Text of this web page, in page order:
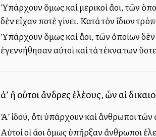
Ὑπάρχουν ὅμως καὶ μερικοὶ ἄλλοι, τῶν
δὲν εἶχαν ποτὲ γίνει. Κατὰ τὸν ἴδιον
Ὑπάρχουν ὅμως καὶ ἄλλοι, τῶν ὁποίων
ἐγεννήθησαν αὐτοὶ καὶ τὰ τέκνα των
ἀλλ’ ἢ οὗτοι ἄνδρες ἐλέους, ὧν αἱ
Ἀλλ’ ἰδού, ὅτι ὑπάρχουν καὶ ἄνθρωποι
Αὐτοὶ οἱ ἄλλοι ὅμως ὑπῆρξαν ἄνθρωποι